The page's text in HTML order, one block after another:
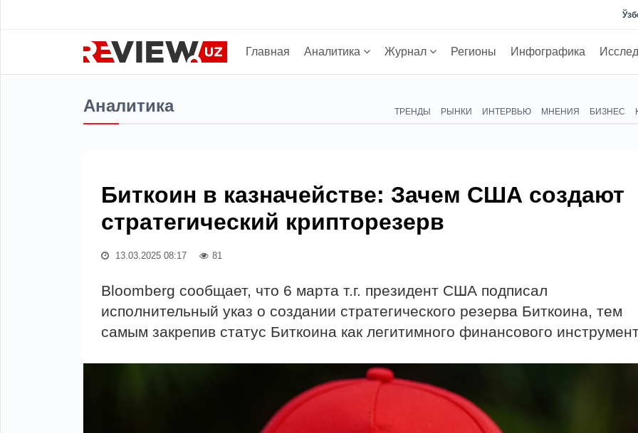
Главная Аналитика Журнал Регионы Инфографика
Аналитика ТРЕНДЫ РЫНКИ ИНТЕРВЬЮ МНЕНИЯ БИЗНЕС
Биткоин в казначействе: Зачем США создают
стратегический крипторезерв
13.03.2025 08:17 81
Bloomberg сообщает, что 6 марта т.г. президент США подписал
исполнительный указ о создании стратегического резерва Биткоина, тем
самым закрепив статус Биткоина как легитимного финансового